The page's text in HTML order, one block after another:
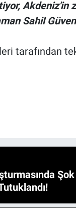
Akdeniz'in
Sahil
tarafından